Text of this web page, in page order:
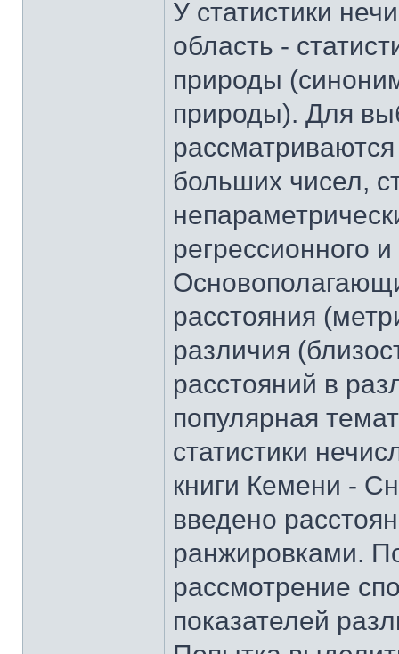
У статистики
область -
природы
природы). Для
больших чисел,
регрессионного
расстояния
различия
расстояний в
популярная
статистики
книги Кемени -
введено
ранжировками.
рассмотрение
показателей